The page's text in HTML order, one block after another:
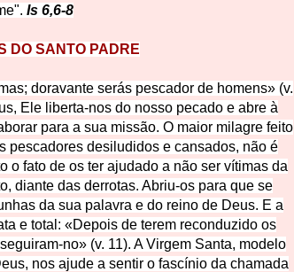
Is 6,6-8
DO SANTO PADRE
doravante serás pescador de homens» (v.
Ele liberta-nos do nosso pecado e abre à
para a sua missão. O maior milagre feito
pescadores desiludidos e cansados, não é
o fato de os ter ajudado a não ser vítimas da
diante das derrotas. Abriu-os para que se
da sua palavra e do reino de Deus. E a
e total: «Depois de terem reconduzido os
no» (v. 11). A Virgem Santa, modelo
nos ajude a sentir o fascínio da chamada